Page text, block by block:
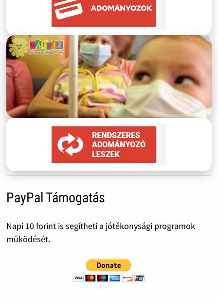
PayPal Támogatás
Napi 10 forint is segítheti a jótékonysági programok
működését.